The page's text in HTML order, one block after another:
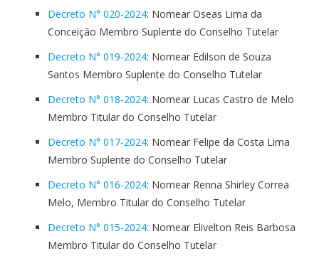
Decreto N° 020-2024: Nomear Oseas Lima da
Conceição Membro Suplente do Conselho Tutelar
Decreto N° 019-2024: Nomear Edilson de Souza
Santos Membro Suplente do Conselho Tutelar
Decreto N° 018-2024: Nomear Lucas Castro de Melo
Membro Titular do Conselho Tutelar
Decreto N° 017-2024: Nomear Felipe da Costa Lima
Membro Suplente do Conselho Tutelar
Decreto N° 016-2024: Nomear Renna Shirley Correa
Melo, Membro Titular do Conselho Tutelar
Decreto N° 015-2024: Nomear Elivelton Reis Barbosa
Membro Titular do Conselho Tutelar